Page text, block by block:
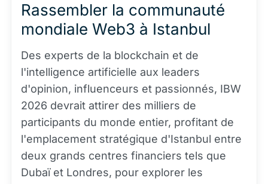
Rassembler la communauté
mondiale Web3 à Istanbul
Des experts de la blockchain et de
l'intelligence artificielle aux leaders
d'opinion, influenceurs et passionnés, IBW
2026 devrait attirer des milliers de
participants du monde entier, profitant de
l'emplacement stratégique d'Istanbul entre
deux grands centres financiers tels que
Dubaï et Londres, pour explorer les